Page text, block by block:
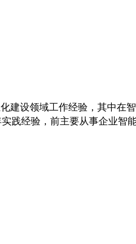
建设领域工作经验，其中在
践经验，前主要从事企业智